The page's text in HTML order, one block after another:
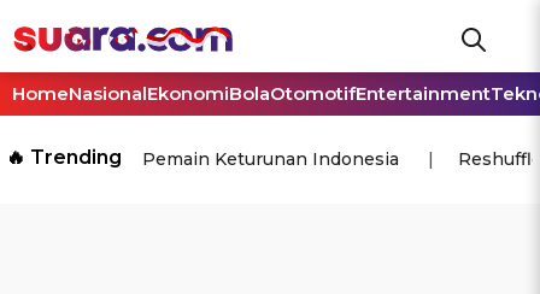
HomeNasionalEkonomiBolaOtomotifEntertainment
🔥 Trending Pemain Keturunan Indonesia